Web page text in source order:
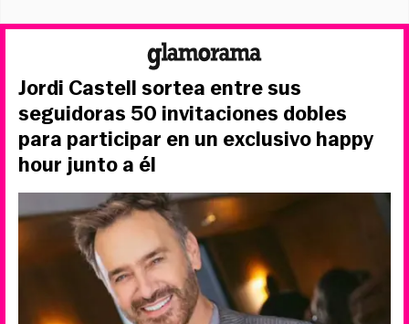
Jordi Castell sortea entre sus
seguidoras 50 invitaciones dobles
para participar en un exclusivo happy
hour junto a él